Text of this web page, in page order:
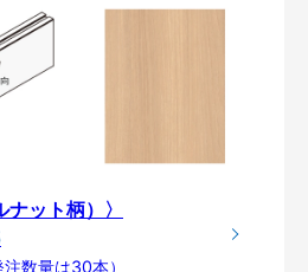
ナット柄）〉
数量は30本）